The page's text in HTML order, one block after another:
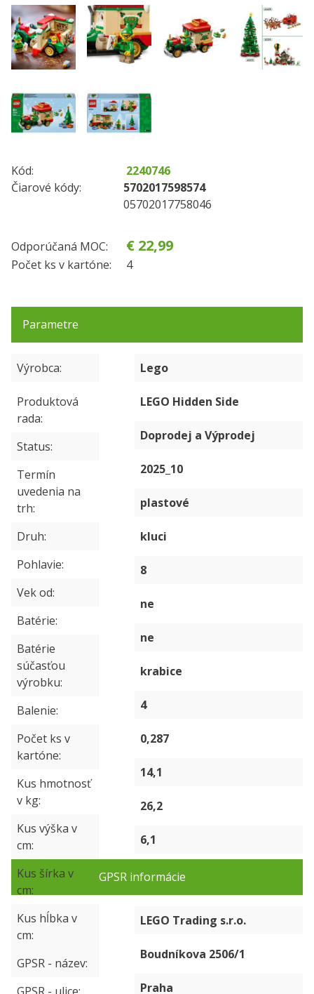
Kód:
2240746
Čiarové kódy:
5702017598574
05702017758046
Odporúčaná MOC: € 22,99
Počet ks v kartóne: 4
Parametre
Výrobca Lego
Produktová
rada
LEGO Hidden Side
Status
Doprodej a Výprodej
Termín
uvedenia na
trh
2025_10
Druh
plastové
Pohlavie
kluci
Vek od
8
Batérie
ne
Batérie
súčasťou
výrobku
ne
Balenie
krabice
Počet ks v
kartóne
4
Kus hmotnosť
v kg
0,287
Kus výška v
cm
14,1
Kus šírka v
cm
26,2
Kus hĺbka v
cm
6,1
GPSR informácie
GPSR - název
LEGO Trading s.r.o.
Boudníkova 2506/1
Praha